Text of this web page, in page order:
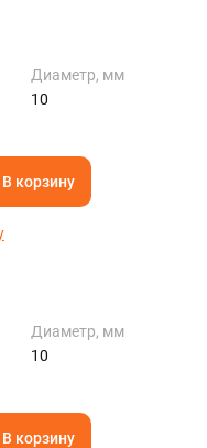
Диаметр, мм
10
В корзину
Диаметр, мм
10
В корзину